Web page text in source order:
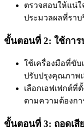
ตรวจสอบให้แน่ใ
ประมวลผลที่ราบ
ขั้นตอนที่ 2: ใช้การ
ใช้เครื่องมือที่ขับ
ปรับปรุงคุณภาพเ
เลือกเอฟเฟกต์ที่
ตามความต้องก
ขั้นตอนที่ 3: ถอดเสี